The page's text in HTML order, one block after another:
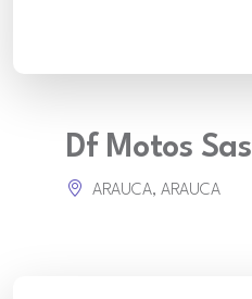
Df Motos Sas
ARAUCA, ARAUCA